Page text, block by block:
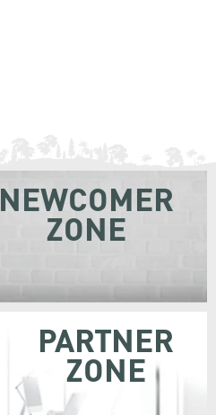
NEWCOMER
ZONE
PARTNER
ZONE